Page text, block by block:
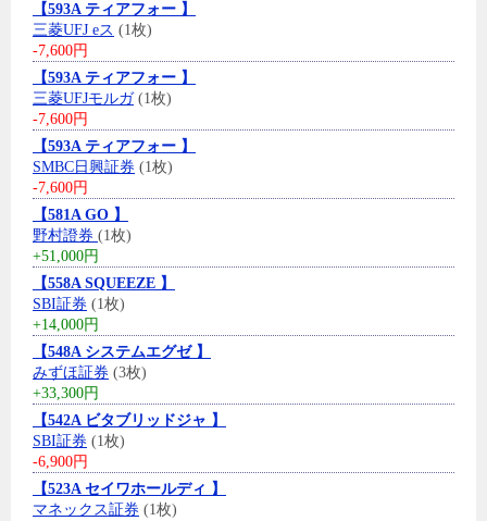
【593A ティアフォー 】
三菱UFJ eス (1枚)
-7,600円
【593A ティアフォー 】
三菱UFJモルガ(1枚)
-7,600円
【593A ティアフォー 】
SMBC日興証券 (1枚)
-7,600円
【581A GO 】
野村證券 (1枚)
+51,000円
【558A SQUEEZE 】
SBI証券 (1枚)
+14,000円
【548A システムエグゼ 】
みずほ証券 (3枚)
+33,300円
【542A ビタブリッドジャ 】
SBI証券 (1枚)
-6,900円
【523A セイワホールディ 】
マネックス証券 (1枚)